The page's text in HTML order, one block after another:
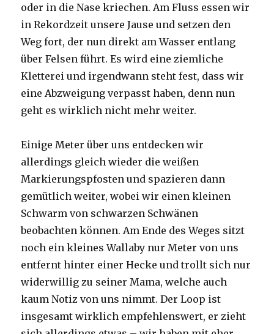
oder in die Nase kriechen. Am Fluss essen wir
in Rekordzeit unsere Jause und setzen den
Weg fort, der nun direkt am Wasser entlang
über Felsen führt. Es wird eine ziemliche
Kletterei und irgendwann steht fest, dass wir
eine Abzweigung verpasst haben, denn nun
geht es wirklich nicht mehr weiter.
Einige Meter über uns entdecken wir
allerdings gleich wieder die weißen
Markierungspfosten und spazieren dann
gemütlich weiter, wobei wir einen kleinen
Schwarm von schwarzen Schwänen
beobachten können. Am Ende des Weges sitzt
noch ein kleines Wallaby nur Meter von uns
entfernt hinter einer Hecke und trollt sich nur
widerwillig zu seiner Mama, welche auch
kaum Notiz von uns nimmt. Der Loop ist
insgesamt wirklich empfehlenswert, er zieht